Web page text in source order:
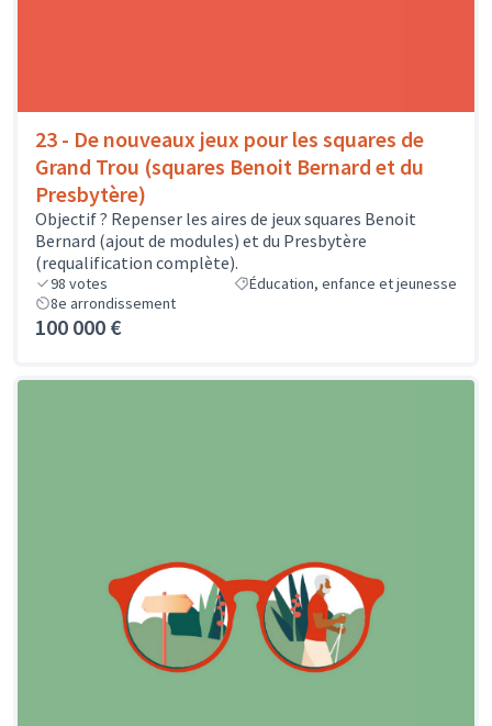
23 - De nouveaux jeux pour les squares de
Grand Trou (squares Benoit Bernard et du
Presbytère)
Objectif ? Repenser les aires de jeux squares Benoit
Bernard (ajout de modules) et du Presbytère
(requalification complète).
98 votes
Éducation, enfance et jeunesse
8e arrondissement
100 000 €